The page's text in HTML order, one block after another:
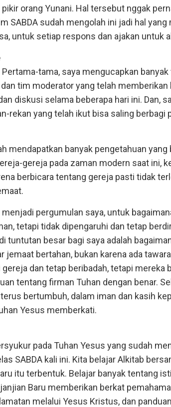
orang Yunani. Hal tersebut nggak
SABDA sudah mengolah ini jadi hal yang
untuk setiap respons dan ajakan untuk
tama, saya mengucapkan
tim moderator yang telah
diskusi selama beberapa hari ini. Dan,
rekan yang telah ikut bisa saling berbagi
mendapatkan banyak pengetahuan yang
gereja pada zaman modern saat ini,
berbicara tentang gereja pasti tidak
menjadi pergumulan saya, untuk
tetapi tidak dipengaruhi dan tetap
tuntutan besar bagi saya adalah
jemaat bertahan, bukan karena ada
dan tetap beribadah, tetapi mereka
tentang firman Tuhan dengan benar.
bertumbuh, dalam iman dan kasih
Yesus memberkati.
pada Tuhan Yesus yang sudah
SABDA kali ini. Kita belajar Alkitab
itu terbentuk. Belajar banyak tentang
Baru memberikan berkat
melalui Yesus Kristus, dan